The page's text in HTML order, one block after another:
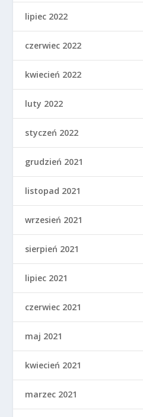
lipiec 2022
czerwiec 2022
kwiecień 2022
luty 2022
styczeń 2022
grudzień 2021
listopad 2021
wrzesień 2021
sierpień 2021
lipiec 2021
czerwiec 2021
maj 2021
kwiecień 2021
marzec 2021